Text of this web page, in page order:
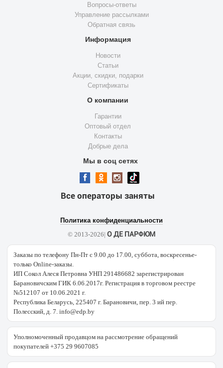
Вопросы-ответы
Управление рассылками
Обратная связь
Информация
Новости
Статьи
Акции, скидки, подарки
Сертификаты
О компании
Гарантии
Оптовый отдел
Контакты
Добрые дела
Мы в соц сетях
Все операторы заняты
Политика конфиденциальности
© 2013-2026| О ДЕ ПАРФЮМ
Заказы по телефону Пн-Пт с 9.00 до 17.00, суббота, воскресенье-
только Online-заказы.
ИП Сокол Алеся Петровна УНП 291486682 зарегистрирован
Барановичским ГИК 6.06.2017г. Регистрация в торговом реестре
№512107 от 10.06.2021 г.
Республика Беларусь, 225407 г. Барановичи, пер. 3 ий пер.
Полесский, д. 7. info@edp.by
Уполномоченный продавцом на рассмотрение обращений
покупателей +375 29 9607085